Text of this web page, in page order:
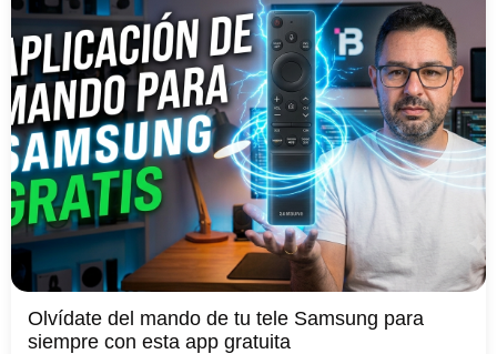
Olvídate del mando de tu tele Samsung para
siempre con esta app gratuita